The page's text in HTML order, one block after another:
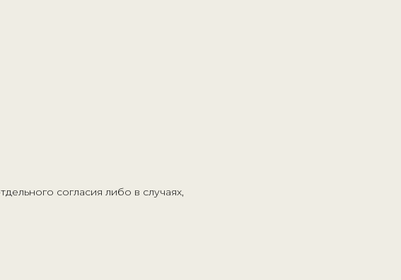
согласия либо в случаях,